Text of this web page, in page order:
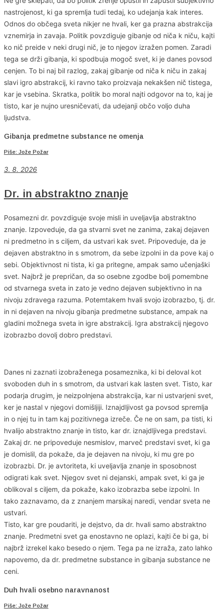
nastrojenost, ki ga spremlja tudi tedaj, ko udejanja kak interes.
Odnos do občega sveta nikjer ne hvali, ker ga prazna abstrakcija
vznemirja in zavaja. Politik povzdiguje gibanje od niča k niču, kajti
ko nič preide v neki drugi nič, je to njegov izražen pomen. Zaradi
tega se drži gibanja, ki spodbuja mogoč svet, ki je danes povsod
cenjen. To bi naj bil razlog, zakaj gibanje od niča k niču in zakaj
slavi igro abstrakcij, ki ravno tako proizvaja nekakšen nič tistega,
kar je vsebina. Skratka, politik bo moral najti odgovor na to, kaj je
tisto, kar je nujno uresničevati, da udejanji občo voljo duha
ljudstva.
Gibanja predmetne substance ne omenja
Piše: Jože Požar
3. 8. 2026
Dr. in abstraktno znanje
Posamezni dr. povzdiguje svoje misli in uveljavlja abstraktno
znanje. Izpoveduje, da ga stvarni svet ne zanima, zakaj dejaven
ni predmetno in s ciljem, da ustvari kak svet. Pripoveduje, da je
dejaven abstraktno in s smotrom, da sebe izpolni in da pove kaj o
sebi. Objektivnost ni tista, ki ga pritegne, ampak samo učenjaški
svet. Najbrž je prepričan, da so osebne zgodbe bolj pomembne
od stvarnega sveta in zato je vedno dejaven subjektivno in na
nivoju zdravega razuma. Potemtakem hvali svojo izobrazbo, tj. dr.
in ni dejaven na nivoju gibanja predmetne substance, ampak na
gladini možnega sveta in igre abstrakcij. Igra abstrakcij njegovo
izobrazbo dovolj dobro predstavi.
Danes ni zaznati izobraženega posameznika, ki bi deloval kot
svoboden duh in s smotrom, da ustvari kak lasten svet. Tisto, kar
podarja drugim, je neizpolnjena abstrakcija, kar ni ustvarjeni svet,
ker je nastal v njegovi domišljiji. Iznajdljivost ga povsod spremlja
in o njej tu in tam kaj pozitivnega izreče. Če ne on sam, pa tisti, ki
hvalijo abstraktno znanje in tisto, kar dr. iznajdljivega predstavi.
Zakaj dr. ne pripoveduje nesmislov, marveč predstavi svet, ki ga
je domislil, da pokaže, da je dejaven na nivoju, ki mu gre po
izobrazbi. Dr. je avtoriteta, ki uveljavlja znanje in sposobnost
odigrati kak svet. Njegov svet ni dejanski, ampak svet, ki ga je
oblikoval s ciljem, da pokaže, kako izobrazba sebe izpolni. In
tako zaznavamo, da z znanjem marsikaj naredi, vendar sveta ne
ustvari.
Tisto, kar gre poudariti, je dejstvo, da dr. hvali samo abstraktno
znanje. Predmetni svet ga enostavno ne oplazi, kajti če bi ga, bi
najbrž izrekel kako besedo o njem. Tega pa ne izraža, zato lahko
napovemo, da dr. predmetne substance in gibanja substance ne
ceni.
Duh hvali osebno naravnanost
Piše: Jože Požar